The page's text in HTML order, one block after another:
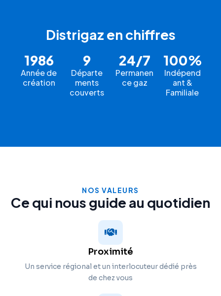
Distrigaz en chiffres
1986
Année de
création
9
Départe
ments
couverts
24/7
Permanen
ce gaz
100%
Indépend
ant &
Familiale
NOS VALEURS
Ce qui nous guide au quotidien
Proximité
Un service régional et un interlocuteur dédié près
de chez vous